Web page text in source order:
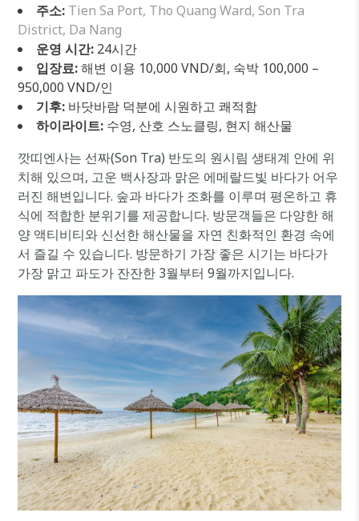
주소: Tien Sa Port, Tho Quang Ward, Son Tra
District, Da Nang
운영 시간: 24시간
입장료:해변 이용 10,000 VND/회, 숙박 100,000 –
950,000 VND/인
기후: 바닷바람 덕분에 시원하고 쾌적함
하이라이트: 수영, 산호 스노클링, 현지 해산물
깟띠엔사는 선짜(Son Tra) 반도의 원시림 생태계 안에 위
치해 있으며, 고운 백사장과 맑은 에메랄드빛 바다가 어우
러진 해변입니다. 숲과 바다가 조화를 이루며 평온하고 휴
식에 적합한 분위기를 제공합니다. 방문객들은 다양한 해
양 액티비티와 신선한 해산물을 자연 친화적인 환경 속에
서 즐길 수 있습니다. 방문하기 가장 좋은 시기는 바다가
가장 맑고 파도가 잔잔한 3월부터 9월까지입니다.